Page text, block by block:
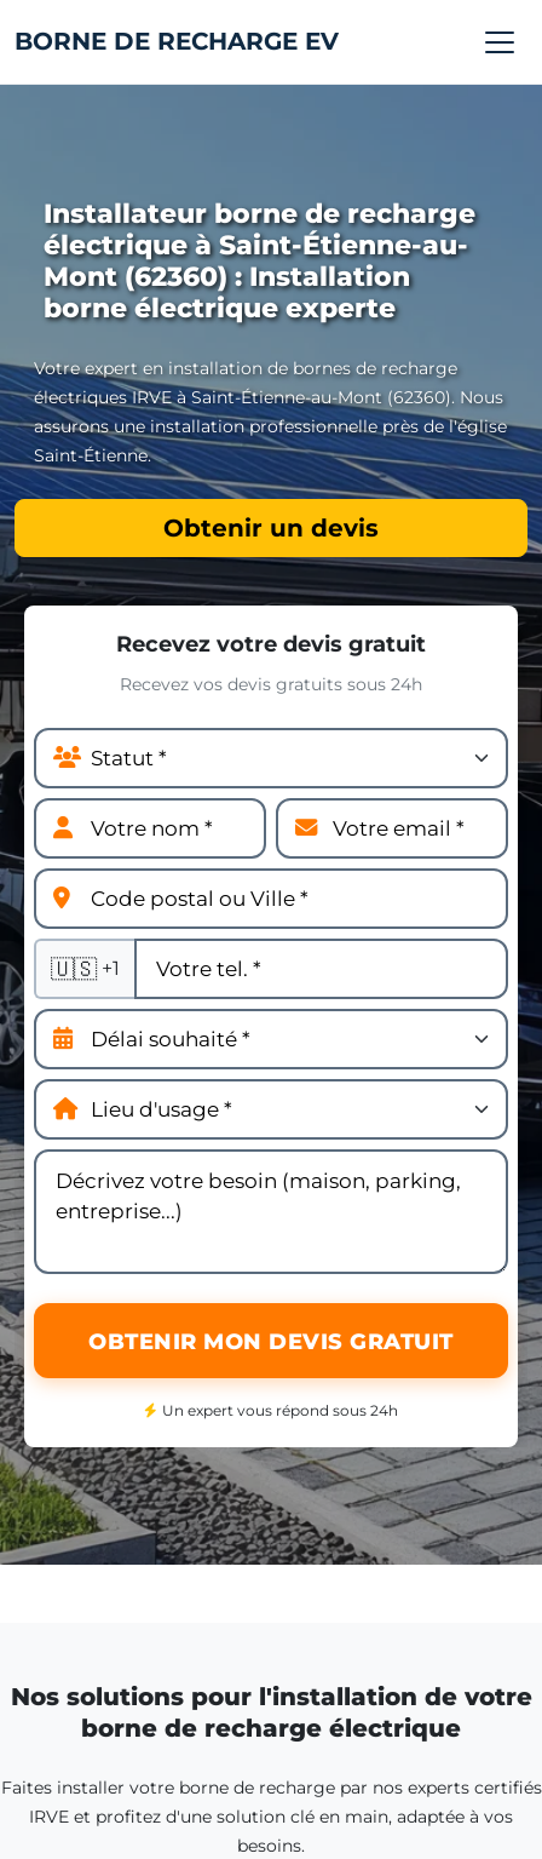
BORNE DE RECHARGE EV
Installateur borne de recharge
électrique à Saint-Étienne-au-
Mont (62360) : Installation
borne électrique experte
Votre expert en installation de bornes de recharge
électriques IRVE à Saint-Étienne-au-Mont (62360). Nous
assurons une installation professionnelle près de l'église
Saint-Étienne.
Obtenir un devis
Recevez votre devis gratuit
Recevez vos devis gratuits sous 24h
🇺🇸 +1
OBTENIR MON DEVIS GRATUIT
Un expert vous répond sous 24h
Nos solutions pour l'installation de votre
borne de recharge électrique
Faites installer votre borne de recharge par nos experts certifiés
IRVE et profitez d'une solution clé en main, adaptée à vos
besoins.